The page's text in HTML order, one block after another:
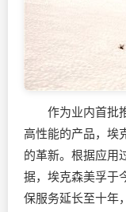
作为业内首批推
高性能的产品，埃
的革新。根据应用
据，埃克森美孚于
保服务延长至十年